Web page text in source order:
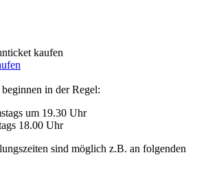
kaufen
in der Regel:
um 19.30 Uhr
18.00 Uhr
sind möglich z.B. an folgenden